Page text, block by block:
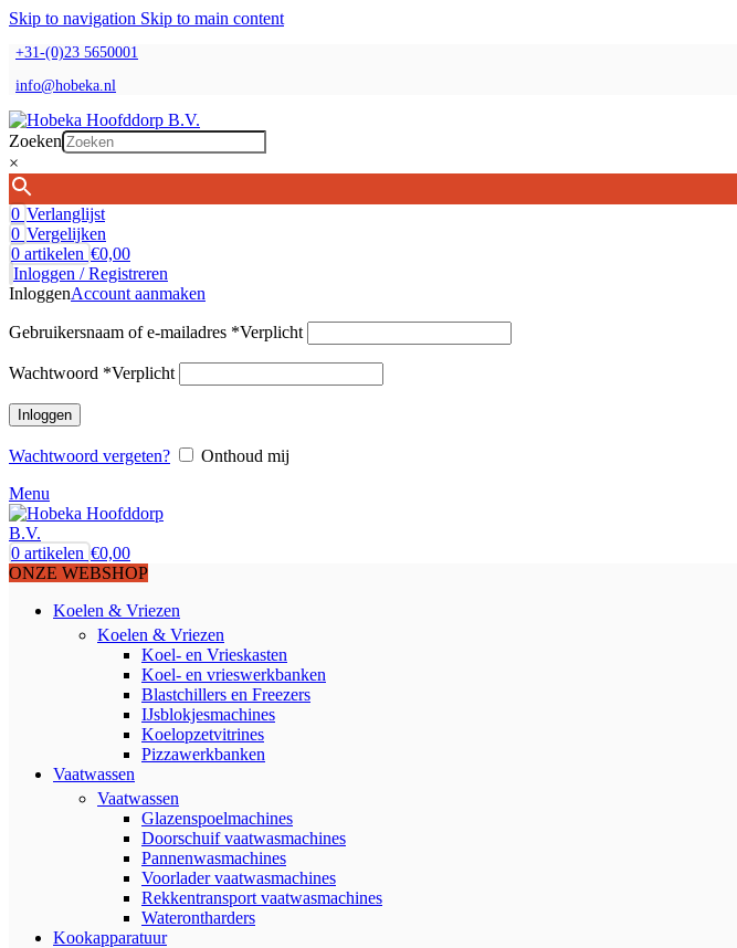
Skip to navigation Skip to main content
+31-(0)23 5650001
info@hobeka.nl
Zoeken
×
0 Verlanglijst
0 Vergelijken
0 artikelen €0,00
Inloggen / Registreren
InloggenAccount aanmaken
Gebruikersnaam of e-mailadres *Verplicht
Wachtwoord *Verplicht
Inloggen
Wachtwoord vergeten?
Onthoud mij
Menu
0 artikelen €0,00
ONZE WEBSHOP
Koelen & Vriezen
Koelen & Vriezen
Koel- en Vrieskasten
Koel- en vrieswerkbanken
Blastchillers en Freezers
IJsblokjesmachines
Koelopzetvitrines
Pizzawerkbanken
Vaatwassen
Vaatwassen
Glazenspoelmachines
Doorschuif vaatwasmachines
Pannenwasmachines
Voorlader vaatwasmachines
Rekkentransport vaatwasmachines
Waterontharders
Kookapparatuur